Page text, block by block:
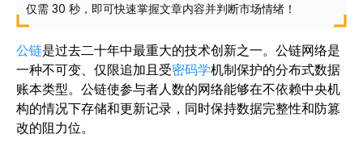
仅需 30 秒，即可快速掌握文章内容并判断市场情绪！
公链是过去二十年中最重大的技术创新之一。公链网络是
一种不可变、仅限追加且受密码学机制保护的分布式数据
账本类型。公链使参与者人数的网络能够在不依赖中央机
构的情况下存储和更新记录，同时保持数据完整性和防篡
改的阻力位。